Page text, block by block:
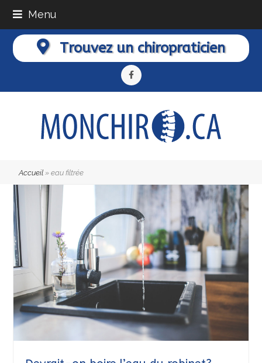
Menu
Trouvez un chiropraticien
Facebook
Accueil »eau filtrée